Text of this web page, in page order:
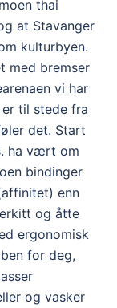
thai
at Stavanger
kulturbyen.
med bremser
vi har
til stede fra
det. Start
ha vært om
bindinger
enn
og åtte
ergonomisk
for deg,
og vasker